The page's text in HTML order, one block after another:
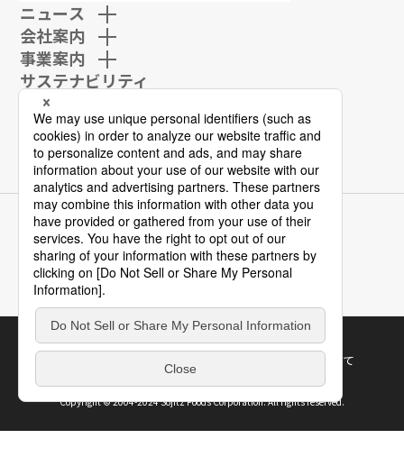
ニュース
会社案内
事業案内
サステナビリティ
採用情報
お問い合わせ
グループ会社
双日株式会社
双日グループネットワーク
ウェブサイト利用規約 個人情報保護について
Copyright © 2004-2024 Sojitz Foods Corporation. All rights reserved.